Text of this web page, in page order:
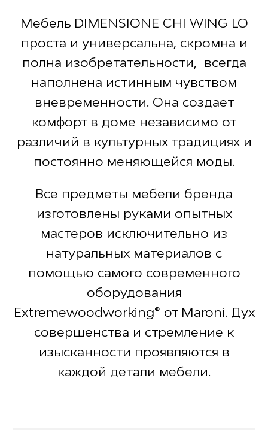
Мебель DIMENSIONE CHI WING LO
проста и универсальна, скромна и
полна изобретательности, всегда
наполнена истинным чувством
вневременности. Она создает
комфорт в доме независимо от
различий в культурных традициях и
постоянно меняющейся моды.
Все предметы мебели бренда
изготовлены руками опытных
мастеров исключительно из
натуральных материалов с
помощью самого современного
оборудования
Extremewoodworking® от Maroni. Дух
совершенства и стремление к
изысканности проявляются в
каждой детали мебели.